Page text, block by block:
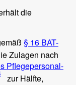
die
§ 16 BAT-
Zulagen nach
Pflegepersonal-
zur Hälfte,